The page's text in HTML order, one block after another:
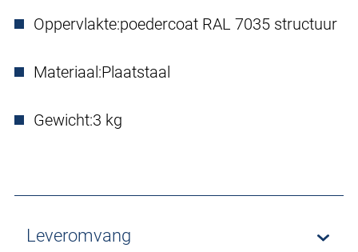
Oppervlakte:poedercoat RAL 7035 structuur
Materiaal:Plaatstaal
Gewicht:3 kg
Leveromvang